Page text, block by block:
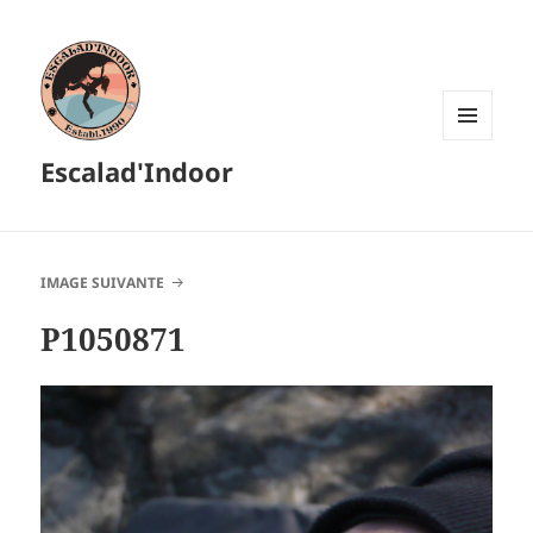
Escalad'Indoor
IMAGE SUIVANTE
P1050871